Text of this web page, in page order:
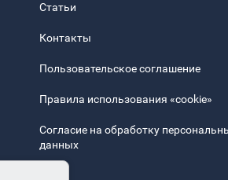
Статьи
Контакты
Пользовательское соглашение
Правила использования «cookie»
Согласие на обработку
данных